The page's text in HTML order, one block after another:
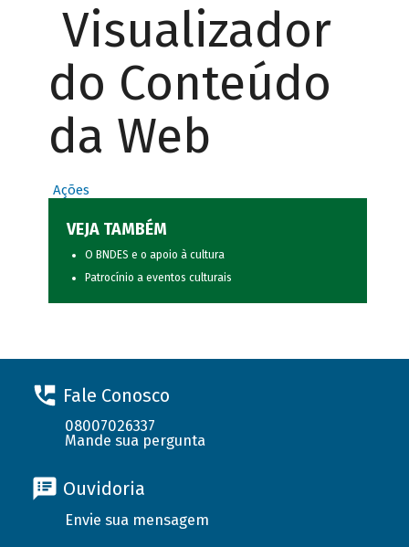
Visualizador
do Conteúdo
da Web
Ações
VEJA TAMBÉM
O BNDES e o apoio à cultura
Patrocínio a eventos culturais
Fale Conosco
08007026337
Mande sua pergunta
Ouvidoria
Envie sua mensagem